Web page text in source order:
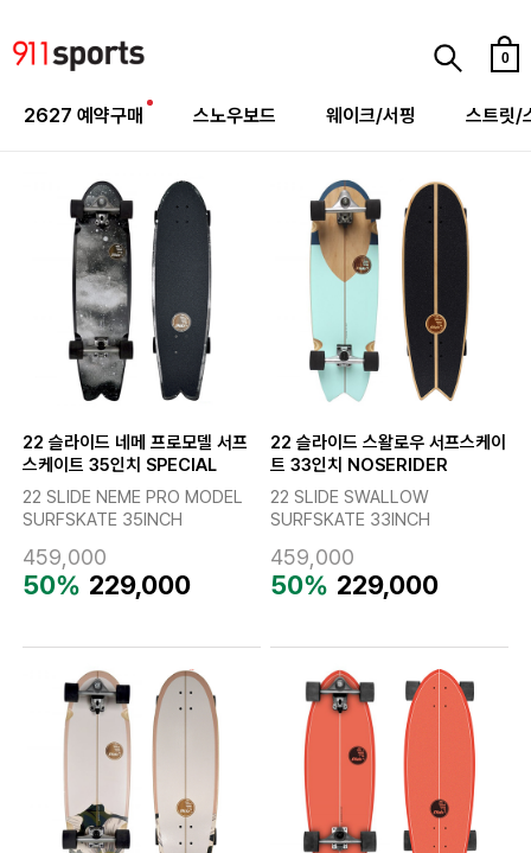
0
2627 예약구매 스노우보드 웨이크/서핑 스트릿/
22 슬라이드 네메 프로모델 서프
스케이트 35인치 SPECIAL
22 SLIDE NEME PRO MODEL
SURFSKATE 35INCH
459,000
50% 229,000
22 슬라이드 스왈로우 서프스케이
트 33인치 NOSERIDER
22 SLIDE SWALLOW
SURFSKATE 33INCH
459,000
50% 229,000